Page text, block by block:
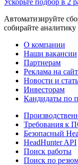
Автоматизируйте
собирайте
О компании
Наши вакансии
Партнерам
Реклама на
Новости и
Инвесторам
Кандидаты по
Требования к
Безопасный
HeadHunter API
Поиск работы
Поиск по